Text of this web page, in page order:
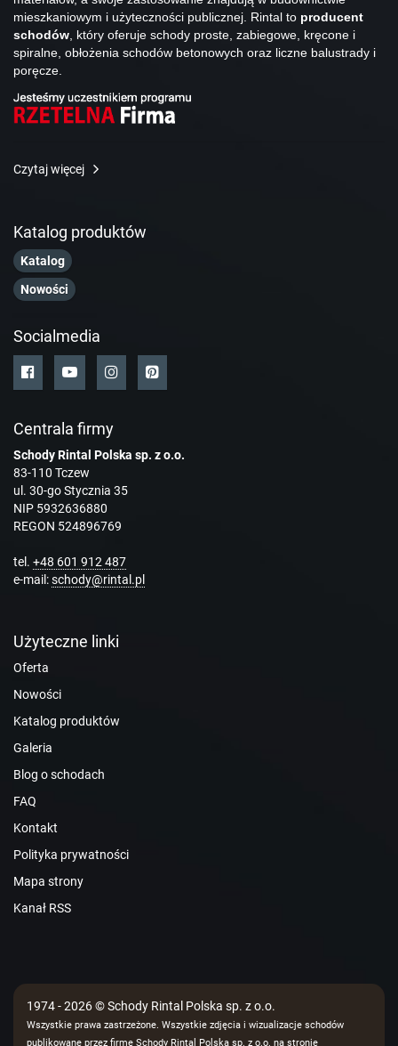
mieszkaniowym i użyteczności publicznej. Rintal to producent
schodów , który oferuje schody proste, zabiegowe, kręcone i
spiralne, obłożenia schodów betonowych oraz liczne balustrady i
poręcze.
Czytaj więcej
Katalog produktów
Katalog
Nowości
Socialmedia
Centrala firmy
Schody Rintal Polska sp. z o.o.
83-110 Tczew
ul. 30-go Stycznia 35
NIP 5932636880
REGON 524896769
tel. +48 601 912 487
e-mail:schody@rintal.pl
Użyteczne linki
Oferta
Nowości
Katalog produktów
Galeria
Blog o schodach
FAQ
Kontakt
Polityka prywatności
Mapa strony
Kanał RSS
1974 - 2026 © Schody Rintal Polska sp. z o.o.
Wszystkie prawa zastrzeżone. Wszystkie zdjęcia i wizualizacje schodów
publikowane przez firmę Schody Rintal Polska sp. z o.o. na stronie